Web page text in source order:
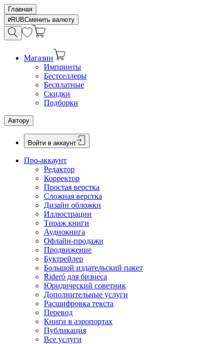
Главная
RUBСменить валюту
Магазин
Импринты
Бестселлеры
Бесплатные
Скидки
Подборки
Автору
Войти в аккаунт
Про-аккаунт
Редактор
Корректор
Простая верстка
Сложная верстка
Дизайн обложки
Иллюстрации
Тираж книги
Аудиокнига
Офлайн-продажи
Продвижение
Буктрейлер
Большой издательский пакет
Rideró для бизнеса
Юридический советник
Дополнительные услуги
Расшифровка текста
Перевод
Книги в аэропортах
Публикация
Все услуги